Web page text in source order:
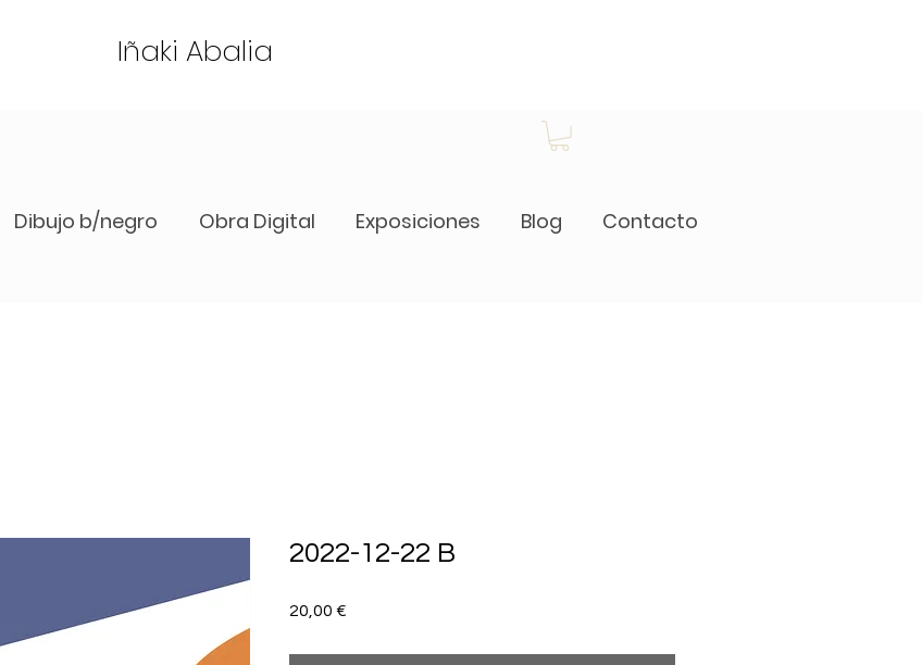
Dibujo b/negro Obra Digital Exposiciones Blog Contacto
Iñaki Abalia
2022-12-22 B
20,00 €